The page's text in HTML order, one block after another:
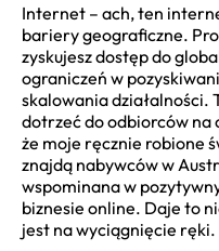
Internet – ach, ten
bariery geograficzne.
zyskujesz dostęp do
ograniczeń w
skalowania działalności.
dotrzeć do odbiorców na
że moje ręcznie robione
znajdą nabywców w
wspominana w
biznesie online. Daje to
jest na wyciągnięcie ręki.